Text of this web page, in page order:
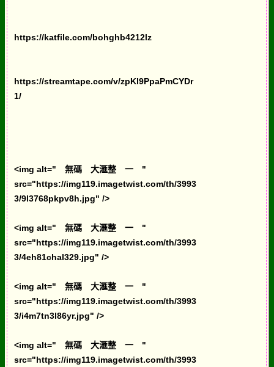
https://katfile.com/bohghb4212lz
https://streamtape.com/v/zpKl9PpaPmCYDr
1/
<img alt=" 無碼 大滙整 一 "
src="https://img119.imagetwist.com/th/3993
3/9l3768pkpv8h.jpg" />
<img alt=" 無碼 大滙整 一 "
src="https://img119.imagetwist.com/th/3993
3/4eh81chal329.jpg" />
<img alt=" 無碼 大滙整 一 "
src="https://img119.imagetwist.com/th/3993
3/i4m7tn3l86yr.jpg" />
<img alt=" 無碼 大滙整 一 "
src="https://img119.imagetwist.com/th/3993